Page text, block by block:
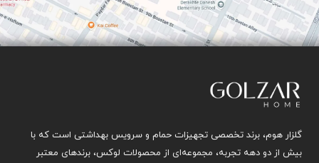
گلزار هوم، برند تخصصی تجهیزات حمام و سرویس بهداشتی است که با
بیش از دو دهه تجربه، مجموعه‌ای از محصولات لوکس، برندهای معتبر